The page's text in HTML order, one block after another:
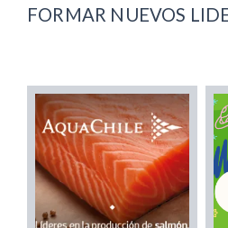
FORMAR NUEVOS